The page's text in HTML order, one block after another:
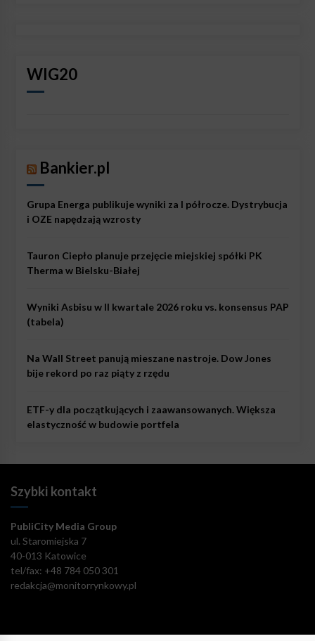
WIG20
Bankier.pl
Grupa Energa publikuje wyniki za I półrocze. Dystrybucja
i OZE napędzają wzrosty
Tauron Ciepło planuje przejęcie miejskiej spółki PK
Therma w Bielsku-Białej
Wyniki Asbisu w II kwartale 2026 roku vs. konsensus PAP
(tabela)
Na Wall Street panują mieszane nastroje. Dow Jones
bije rekord po raz piąty z rzędu
ETF-y dla początkujących i zaawansowanych. Większa
elastyczność w budowie portfela
Szybki kontakt
PubliCity Media Group
ul. Staromiejska 7
40-013 Katowice
tel/fax: +48 784 050 301
redakcja@monitorrynkowy.pl